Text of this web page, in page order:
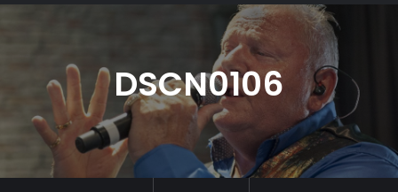
DSCN0106